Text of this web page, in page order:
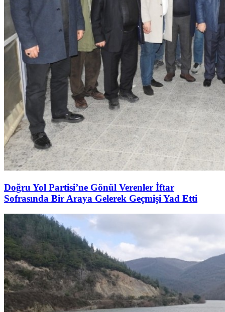
Doğru Yol Partisi’ne Gönül Verenler İftar
Sofrasında Bir Araya Gelerek Geçmişi Yad Etti